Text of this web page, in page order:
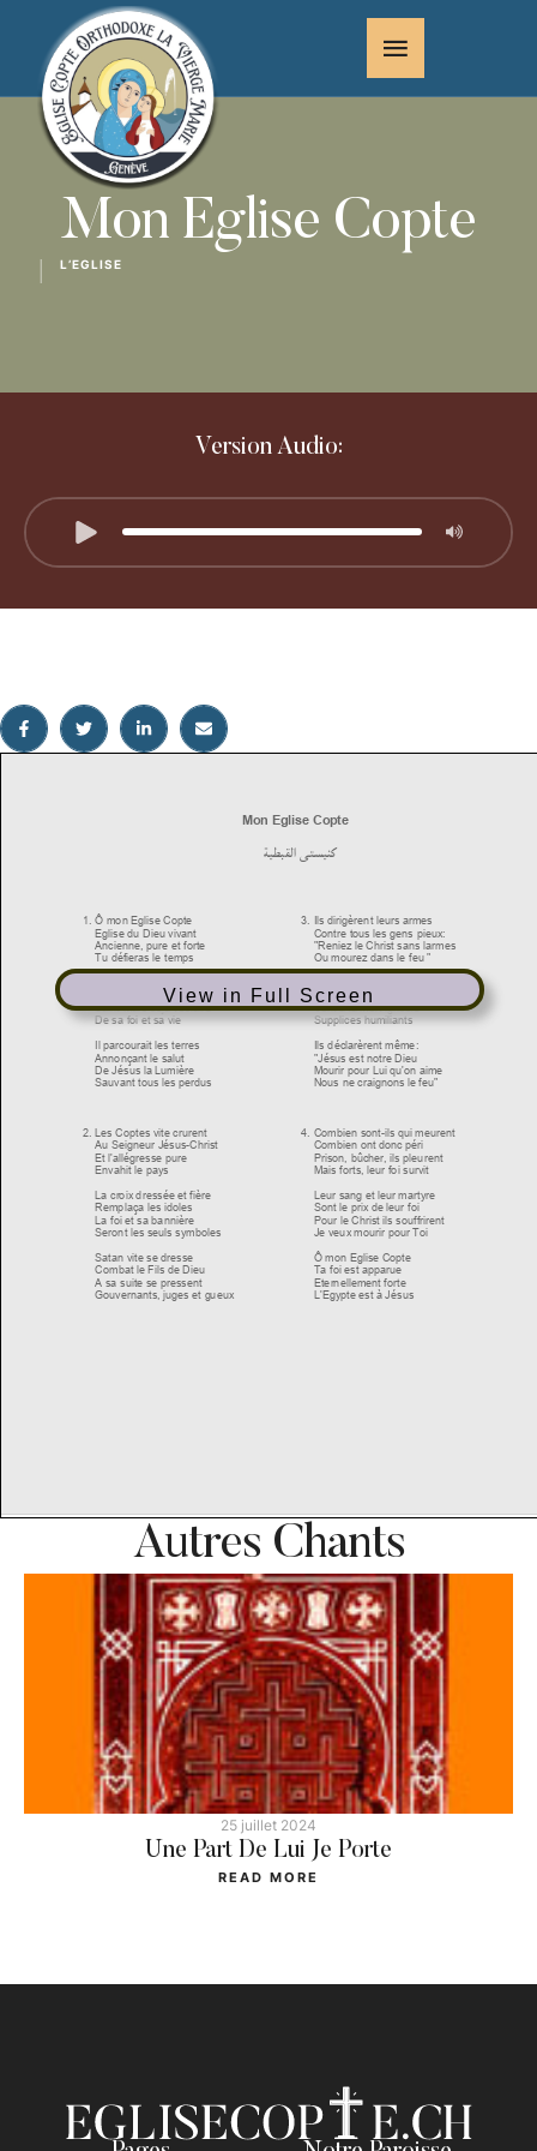
Mon Eglise Copte
L’EGLISE
Version Audio:
View in Full Screen
Autres Chants
25 juillet 2024
Une Part De Lui Je Porte
READ MORE